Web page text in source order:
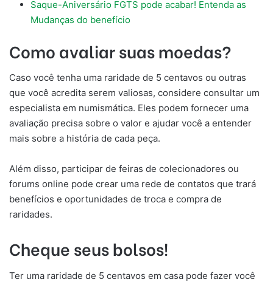
Saque-Aniversário FGTS pode acabar! Entenda as
Mudanças do benefício
Como avaliar suas moedas?
Caso você tenha uma raridade de 5 centavos ou outras
que você acredita serem valiosas, considere consultar um
especialista em numismática. Eles podem fornecer uma
avaliação precisa sobre o valor e ajudar você a entender
mais sobre a história de cada peça.
Além disso, participar de feiras de colecionadores ou
forums online pode crear uma rede de contatos que trará
benefícios e oportunidades de troca e compra de
raridades.
Cheque seus bolsos!
Ter uma raridade de 5 centavos em casa pode fazer você